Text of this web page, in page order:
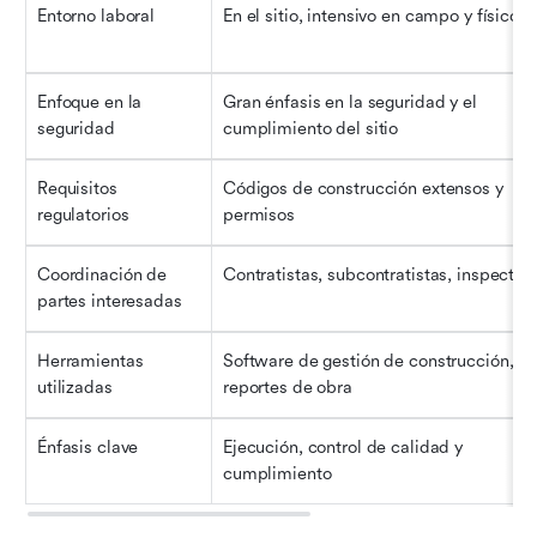
Entorno laboral En el sitio, intensivo en campo y físico
Enfoque en la
seguridad
Gran énfasis en la seguridad y el
cumplimiento del sitio
Requisitos
regulatorios
Códigos de construcción extensos y
permisos
Coordinación de
partes interesadas
Contratistas, subcontratistas,
Herramientas
utilizadas
Software de gestión de construcción,
reportes de obra
Énfasis clave
Ejecución, control de calidad y
cumplimiento